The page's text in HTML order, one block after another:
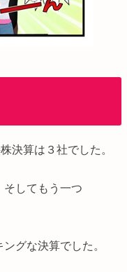
決算は３社でした。
そしてもう一つ
グな決算でした。